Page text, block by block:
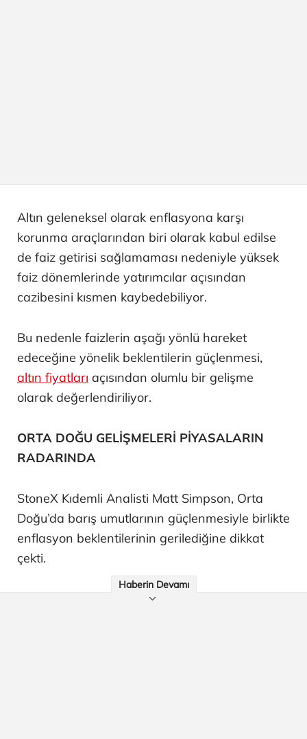
Altın geleneksel olarak enflasyona karşı
korunma araçlarından biri olarak kabul edilse
de faiz getirisi sağlamaması nedeniyle yüksek
faiz dönemlerinde yatırımcılar açısından
cazibesini kısmen kaybedebiliyor.
Bu nedenle faizlerin aşağı yönlü hareket
edeceğine yönelik beklentilerin güçlenmesi,
altın fiyatları açısından olumlu bir gelişme
olarak değerlendiriliyor.
ORTA DOĞU GELİŞMELERİ PİYASALARIN
RADARINDA
StoneX Kıdemli Analisti Matt Simpson, Orta
Doğu’da barış umutlarının güçlenmesiyle birlikte
enflasyon beklentilerinin gerilediğine dikkat
çekti.
Haberin Devamı